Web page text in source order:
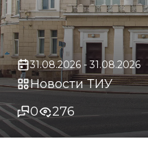
31.08.2026 - 31.08.2026
Новости ТИУ
0
276